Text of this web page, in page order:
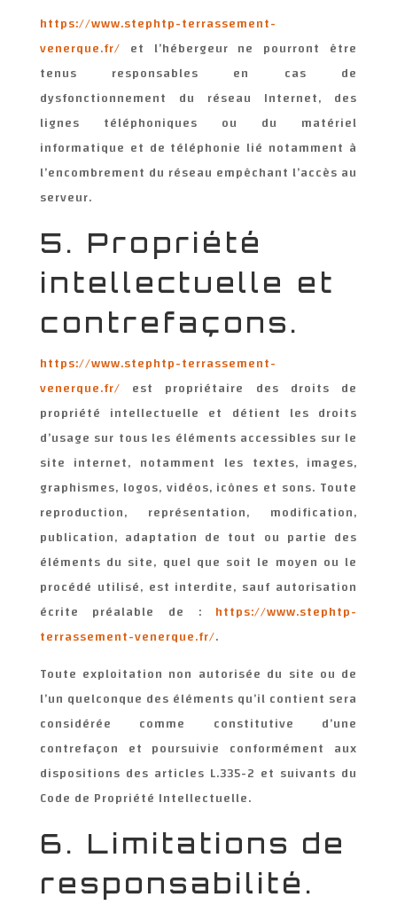
https://www.stephtp-terrassement-
venerque.fr/ et l’hébergeur ne pourront être
tenus responsables en cas de
dysfonctionnement du réseau Internet, des
lignes téléphoniques ou du matériel
informatique et de téléphonie lié notamment à
l’encombrement du réseau empêchant l’accès au
serveur.
5. Propriété
intellectuelle et
contrefaçons.
https://www.stephtp-terrassement-
venerque.fr/ est propriétaire des droits de
propriété intellectuelle et détient les droits
d’usage sur tous les éléments accessibles sur le
site internet, notamment les textes, images,
graphismes, logos, vidéos, icônes et sons. Toute
reproduction, représentation, modification,
publication, adaptation de tout ou partie des
éléments du site, quel que soit le moyen ou le
procédé utilisé, est interdite, sauf autorisation
écrite préalable de :
https://www.stephtp-
terrassement-venerque.fr/.
Toute exploitation non autorisée du site ou de
l’un quelconque des éléments qu’il contient sera
considérée comme constitutive d’une
contrefaçon et poursuivie conformément aux
dispositions des articles L.335-2 et suivants du
Code de Propriété Intellectuelle.
6. Limitations de
responsabilité.